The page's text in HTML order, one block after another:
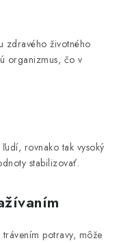
zdravého životného
organizmus, čo v
rovnako tak vysoký
stabilizovať.
potravy, môže